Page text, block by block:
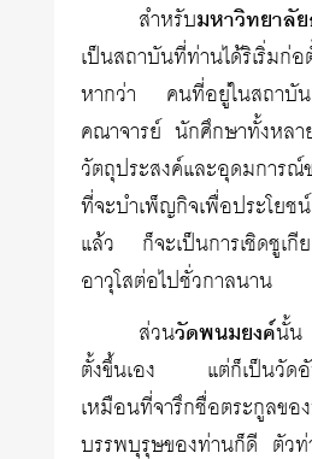
สำหรับมหาวิทยาลั
เป็นสถาบันที่ท่านได้ริเริ่ม
หากว่า คนที่อยู่ในสถา
คณาจารย์ นักศึกษาทั้งหล
วัตถุประสงค์และอุดมการ
ที่จะบำเพ็ญกิจเพื่อประโยช
แล้ว ก็จะเป็นการเชิดชูเกี
อาวุโสต่อไปชั่วกาลนาน
ส่วนวัดพนมยงค์นั้น
ตั้งขึ้นเอง แต่ก็เป็นวัดอั
เหมือนที่จารึกชื่อตระกู
บรรพบุรุษของท่านก็ดี ตัว